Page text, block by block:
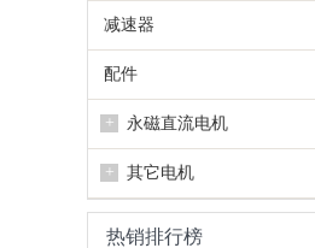
减速器
配件
+ 永磁直流电机
+ 其它电机
热销排行榜